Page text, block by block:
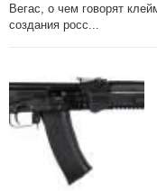
Вегас, о чем говорят
создания росс...